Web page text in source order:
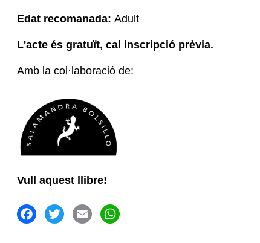
Edat recomanada: Adult
L'acte és gratuït, cal inscripció prèvia.
Amb la col·laboració de:
Vull aquest llibre!